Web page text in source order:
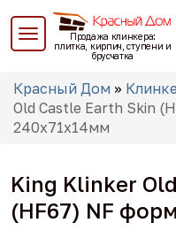
Перейти
основному
Продажа клинкера:
плитка, кирпич, ступени и
брусчатка
Вы
здесь
Красный Дом »
Old Castle Earth Skin
240x71x14мм
King Klinker
(HF67) NF